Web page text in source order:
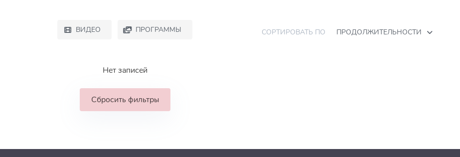
ВИДЕО ПРОГРАММЫ СОРТИРОВАТЬ ПО ПРОДОЛЖИТЕЛЬНОСТИ
Нет записей
Сбросить фильтры